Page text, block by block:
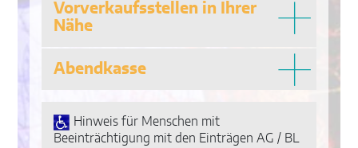
Vorverkaufsstellen in Ihrer
Nähe
Abendkasse
Hinweis für Menschen mit
Beeinträchtigung mit den Einträgen AG / BL